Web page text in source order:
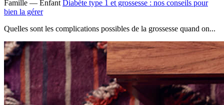
Famille — Enfant Diabète type 1 et grossesse : nos conseils pour
bien la gérer
Quelles sont les complications possibles de la grossesse quand on...